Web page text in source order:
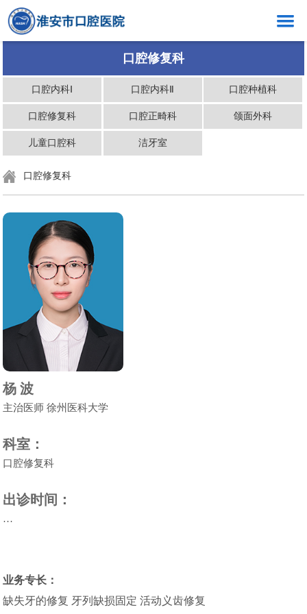
医院概况
新闻中心
口腔健康
创岗创号
医生介绍
就医指南
党群工作
口腔修复科
口腔内科Ⅰ 口腔内科Ⅱ 口腔种植科
口腔修复科 口腔正畸科 颌面外科
儿童口腔科 洁牙室
口腔修复科
杨 波
主治医师 徐州医科大学
科室：
口腔修复科
出诊时间：
…
业务专长：
缺失牙的修复 牙列缺损固定 活动义齿修复